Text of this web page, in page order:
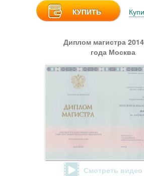
КУПИТЬ
Диплом магистра
года Москва
Смотреть видео